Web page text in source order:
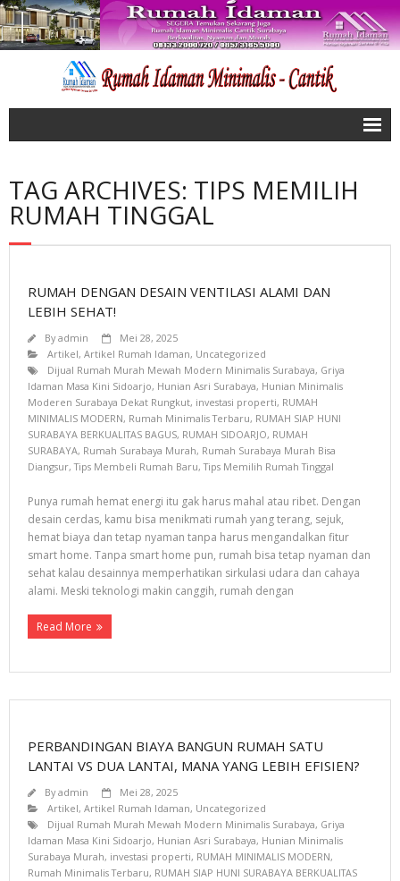
Artikel
Tentang Kami
- Wonorejo Indah Rungkut
- Medokan Ayu Rungkut
- Graha Juanda
- Gunung Anyar
Proyek Kami
- GUNUNG ANYAR EMAS
- GRAHA JUANDA
- PROYEK TAHUN 2016
- TROPODO INDAH
- RUMAH TERJUAL
Hubungi
TAG ARCHIVES: TIPS MEMILIH
RUMAH TINGGAL
RUMAH DENGAN DESAIN VENTILASI ALAMI DAN
LEBIH SEHAT!
Byadmin
Mei 28, 2025
Artikel, Artikel Rumah Idaman, Uncategorized
Dijual Rumah Murah Mewah Modern Minimalis Surabaya, Griya
Idaman Masa Kini Sidoarjo, Hunian Asri Surabaya, Hunian Minimalis
Moderen Surabaya Dekat Rungkut, investasi properti, RUMAH
MINIMALIS MODERN, Rumah Minimalis Terbaru, RUMAH SIAP HUNI
SURABAYA BERKUALITAS BAGUS, RUMAH SIDOARJO, RUMAH
SURABAYA, Rumah Surabaya Murah, Rumah Surabaya Murah Bisa
Diangsur,Tips Membeli Rumah Baru,Tips Memilih Rumah Tinggal
Punya rumah hemat energi itu gak harus mahal atau ribet. Dengan
desain cerdas, kamu bisa menikmati rumah yang terang, sejuk,
hemat biaya dan tetap nyaman tanpa harus mengandalkan fitur
smart home. Tanpa smart home pun, rumah bisa tetap nyaman dan
sehat kalau desainnya memperhatikan sirkulasi udara dan cahaya
alami. Meski teknologi makin canggih, rumah dengan
Read More
PERBANDINGAN BIAYA BANGUN RUMAH SATU
LANTAI VS DUA LANTAI, MANA YANG LEBIH EFISIEN?
Byadmin
Mei 28, 2025
Artikel, Artikel Rumah Idaman, Uncategorized
Dijual Rumah Murah Mewah Modern Minimalis Surabaya, Griya
Idaman Masa Kini Sidoarjo, Hunian Asri Surabaya, Hunian Minimalis
Surabaya Murah, investasi properti, RUMAH MINIMALIS MODERN,
Rumah Minimalis Terbaru, RUMAH SIAP HUNI SURABAYA BERKUALITAS